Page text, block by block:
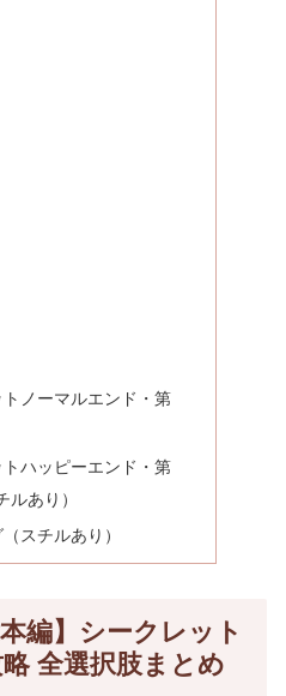
ノーマルエンド・第
ハッピーエンド・第
ルあり）
スチルあり）
編】シークレット
全選択肢まとめ